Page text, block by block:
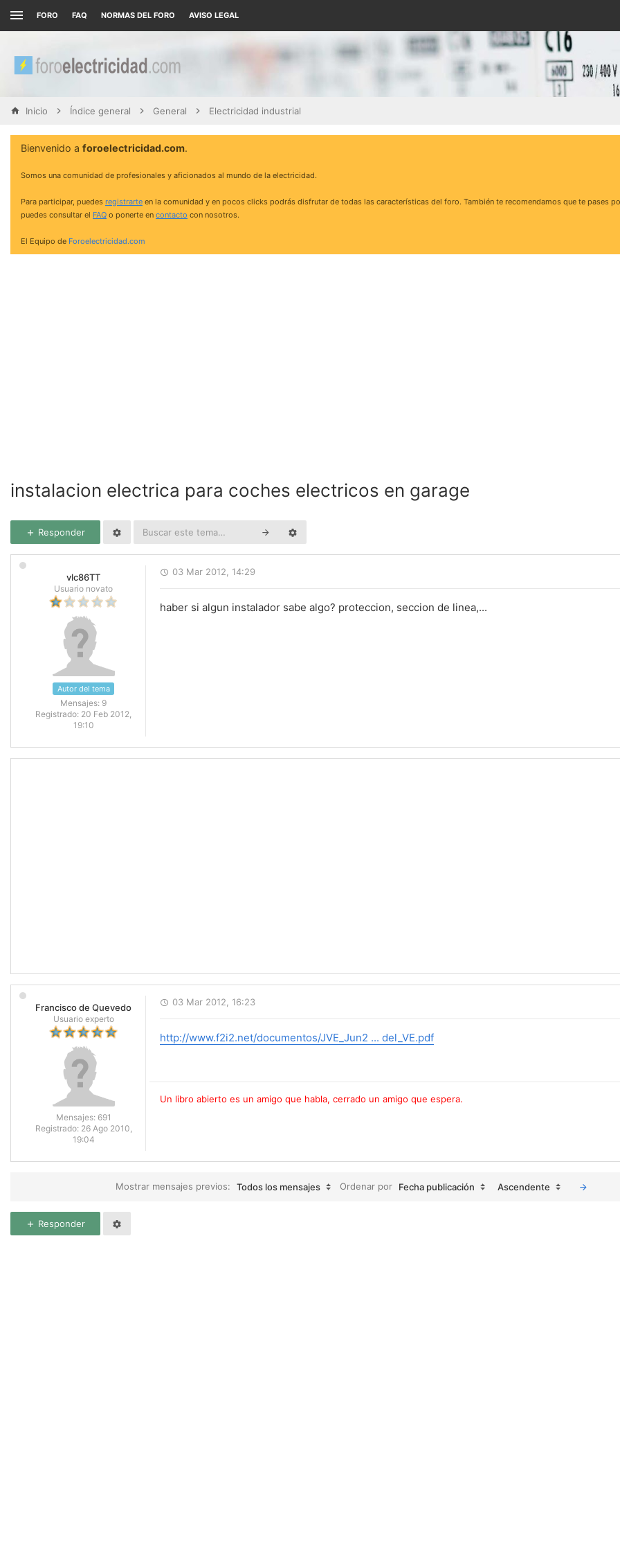
FORO FAQ NORMAS DEL FORO AVISO LEGAL
Inicio Índice general General Electricidad industrial
Bienvenido a foroelectricidad.com.
Somos una comunidad de profesionales y aficionados al mundo de la electricidad.
Para participar, puedes registrarte en la comunidad y en pocos clicks podrás disfrutar de todas las características del foro. También te recomendamos que te pases
puedes consultar el FAQ o ponerte en contacto con nosotros.
El Equipo de Foroelectricidad.com
instalacion electrica para coches electricos en garage
Responder
vlc86TT
Usuario novato
Autor del tema
Mensajes: 9
Registrado: 20 Feb 2012,
19:10
03 Mar 2012, 14:29
haber si algun instalador sabe algo? proteccion, seccion de linea,...
Francisco de Quevedo
Usuario experto
Mensajes: 691
Registrado: 26 Ago 2010,
19:04
03 Mar 2012, 16:23
http://www.f2i2.net/documentos/JVE_Jun2 ... del_VE.pdf
Un libro abierto es un amigo que habla, cerrado un amigo que espera.
Mostrar mensajes previos: Todos los mensajes Ordenar por Fecha publicación Ascendente
Responder